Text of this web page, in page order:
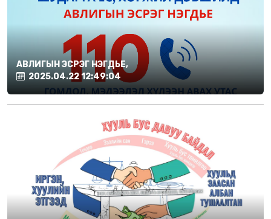
АВЛИГЫН ЭСРЭГ НЭГДЬЕ,
2025.04.22 12:49:04